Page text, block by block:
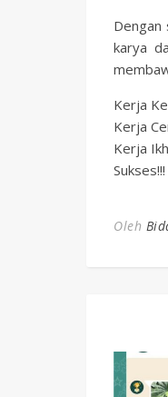
Dengan
karya
Kerja
Kerja
Kerja
Sukses!!!
Oleh